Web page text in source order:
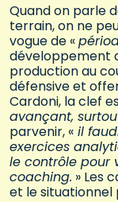
Quand on parle
terrain, on ne
vogue de «
développement
production au
défensive et
Cardoni, la clef
avançant,
parvenir, « il
exercices
le contrôle pour
coaching. » Les
et le